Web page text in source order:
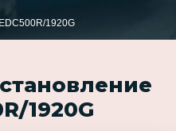
1920G
1920G